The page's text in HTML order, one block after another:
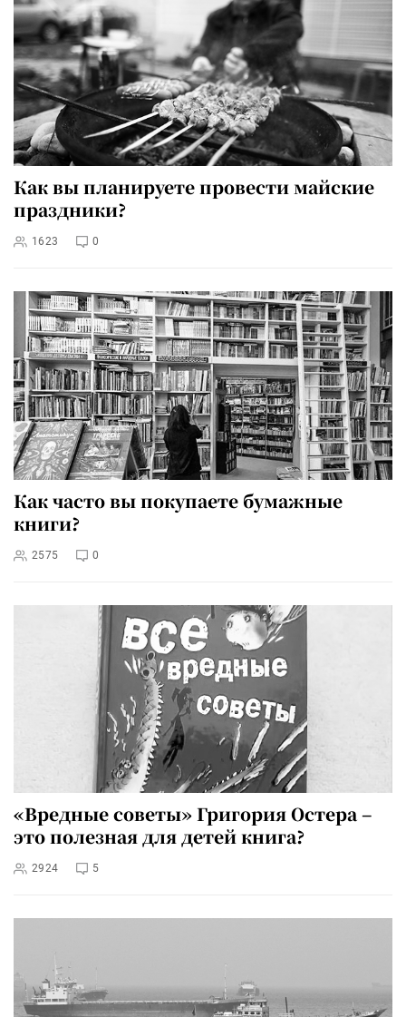
Как вы планируете провести майские
праздники?
1623 0
Как часто вы покупаете бумажные
книги?
2575 0
«Вредные советы» Григория Остера –
это полезная для детей книга?
2924 5